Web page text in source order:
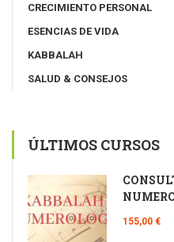
CRECIMIENTO PERSONAL
ESENCIAS DE VIDA
KABBALAH
SALUD & CONSEJOS
ÚLTIMOS CURSOS
155,00 €